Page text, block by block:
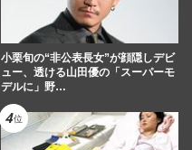
小栗旬の“非公表長女”が顔隠しデビ
ュー、透ける山田優の「スーパーモ
デルに」野…